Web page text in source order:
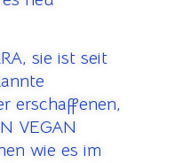
sie ist seit
erschaffenen,
VEGAN
wie es im